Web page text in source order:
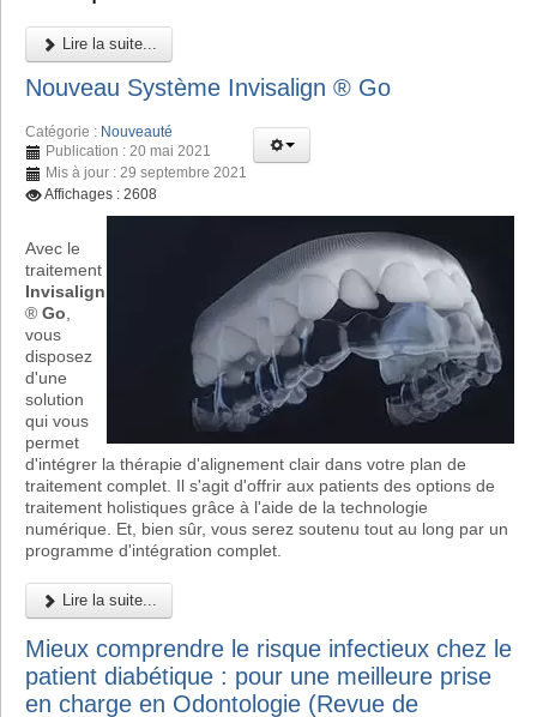
Lire la suite...
Nouveau Système Invisalign ® Go
Catégorie : Nouveauté
Publication : 20 mai 2021
Mis à jour : 29 septembre 2021
Affichages : 2608
Avec le
traitement
Invisalign
® Go
vous
disposez
d'une
solution
qui vous
permet
d'intégrer la thérapie d'alignement clair dans votre plan de
traitement complet. Il s'agit d'offrir aux patients des options de
traitement holistiques grâce à l'aide de la technologie
numérique. Et, bien sûr, vous serez soutenu tout au long par un
programme d'intégration complet.
Lire la suite...
Mieux comprendre le risque infectieux chez le
patient diabétique : pour une meilleure prise
en charge en Odontologie (Revue de